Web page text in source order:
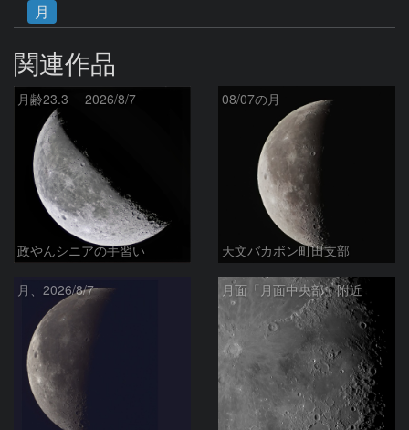
月
関連作品
月齢23.3 2026/8/7
政やんシニアの手習い
08/07の月
天文バカボン町田支部
月、2026/8/7 月面「月面中央部」附近